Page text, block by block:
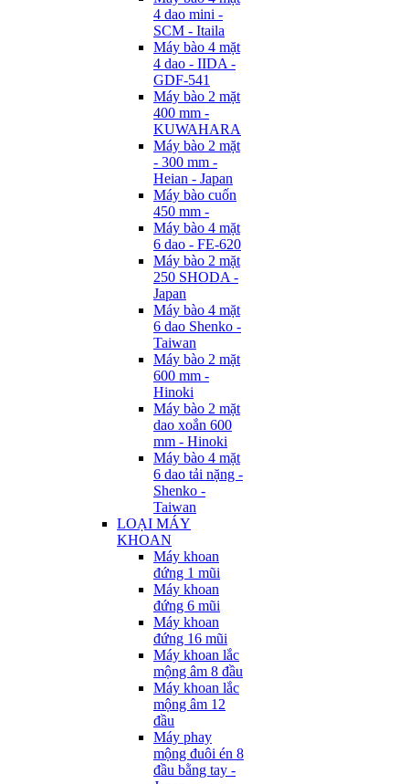
4 dao mini -
SCM - Itaila
Máy bào 4 mặt
4 dao - IIDA -
GDF-541
Máy bào 2 mặt
400 mm -
KUWAHARA
Máy bào 2 mặt
- 300 mm -
Heian - Japan
Máy bào cuốn
450 mm -
Máy bào 4 mặt
6 dao - FE-620
Máy bào 2 mặt
250 SHODA -
Japan
Máy bào 4 mặt
6 dao Shenko -
Taiwan
Máy bào 2 mặt
600 mm -
Hinoki
Máy bào 2 mặt
dao xoắn 600
mm - Hinoki
Máy bào 4 mặt
6 dao tải nặng -
Shenko -
Taiwan
LOẠI MÁY
KHOAN
Máy khoan
đứng 1 mũi
Máy khoan
đứng 6 mũi
Máy khoan
đứng 16 mũi
Máy khoan lắc
mộng âm 8 đầu
Máy khoan lắc
mộng âm 12
đầu
Máy phay
mộng đuôi én 8
đầu bằng tay -